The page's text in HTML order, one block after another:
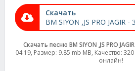
Скачать
Скачать песню BM SIYON ,JS PRO JAGIR
04:19, Размер: 9.85 mb MB, Качество: 320
онлайн!